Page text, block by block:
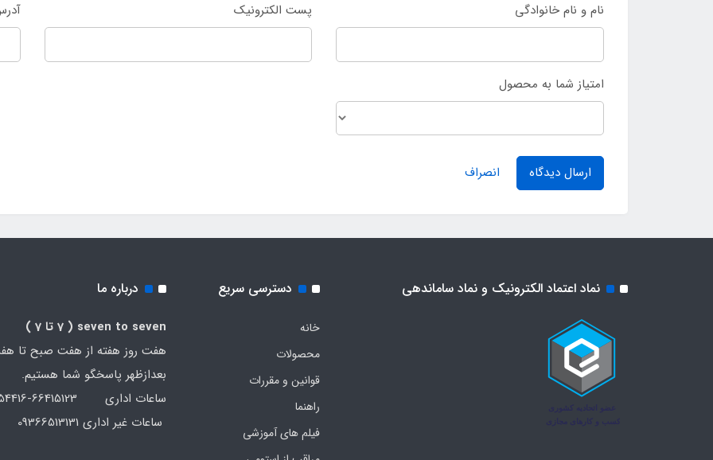
نام و نام خانوادگی پست الکترونیک
امتیاز شما به محصول
ارسال دیدگاه انصراف
نماد اعتماد الکترونیک و نماد ساماندهی دسترسی سریع
خانه
محصولات
قوانین و مقررات
راهنما
فیلم های آموزشی
درباره ما
seven to seven ( 7 تا 7 )
هفت روز هفته از هفت صبح تا
بعدازظهر پاسخگو شما هستیم.
ساعات اداری 66415123-66454416-021
ساعات غیر اداری 09366513131